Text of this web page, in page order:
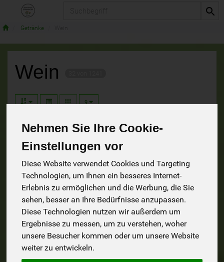
Nehmen Sie Ihre Cookie-
Einstellungen vor
Diese Website verwendet Cookies und Targeting
Technologien, um Ihnen ein besseres Internet-
Erlebnis zu ermöglichen und die Werbung, die Sie
sehen, besser an Ihre Bedürfnisse anzupassen.
Diese Technologien nutzen wir außerdem um
Ergebnisse zu messen, um zu verstehen, woher
unsere Besucher kommen oder um unsere Website
weiter zu entwickeln.
Getränke
Wein
9
12
Rotwein
4
Schaumwein
8 7